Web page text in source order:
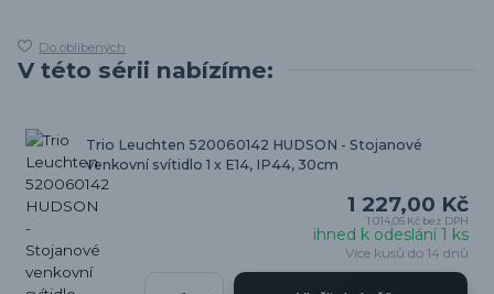
Do oblíbených
V této sérii nabízíme:
Trio Leuchten 520060142 HUDSON - Stojanové
venkovní svítidlo 1 x E14, IP44, 30cm
1 227,00 Kč
1 014,05 Kč bez DPH
ihned k odeslání 1 ks
Více kusů do 14 dnů